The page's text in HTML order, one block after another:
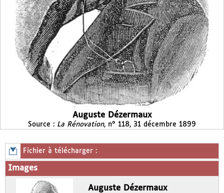
Auguste Dézermaux
Source : La Rénovation, n° 118, 31 décembre 1899
Fichier à télécharger :
Images
Auguste Dézermaux